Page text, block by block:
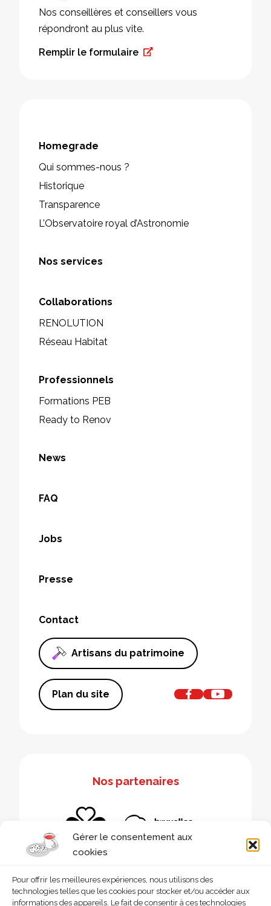
Gérer le consentement aux
cookies
Pour offrir les meilleures expériences, nous utilisons des
technologies telles que les cookies pour stocker et/ou accéder aux
informations des appareils. Le fait de consentir à ces technologies
Nos conseillères et conseillers vous
répondront au plus vite.
Remplir le formulaire
Homegrade
Qui sommes-nous ?
Historique
Transparence
L’Observatoire royal d’Astronomie
Nos services
Collaborations
RENOLUTION
Réseau Habitat
Professionnels
Formations PEB
Ready to Renov
News
FAQ
Jobs
Presse
Contact
Artisans du patrimoine
Plan du site
Nos partenaires